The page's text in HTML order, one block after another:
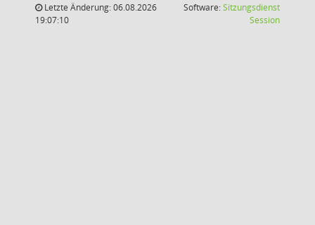
Letzte Änderung: 06.08.2026
19:07:10
Software:Sitzungsdienst
Session(Wird in